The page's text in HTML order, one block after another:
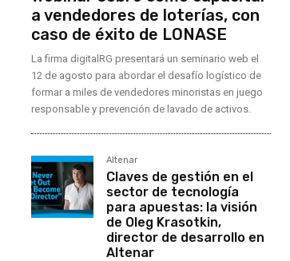
a vendedores de loterías, con
caso de éxito de LONASE
La firma digitalRG presentará un seminario web el
12 de agosto para abordar el desafío logístico de
formar a miles de vendedores minoristas en juego
responsable y prevención de lavado de activos.
Altenar
Claves de gestión en el
sector de tecnología
para apuestas: la visión
de Oleg Krasotkin,
director de desarrollo en
Altenar